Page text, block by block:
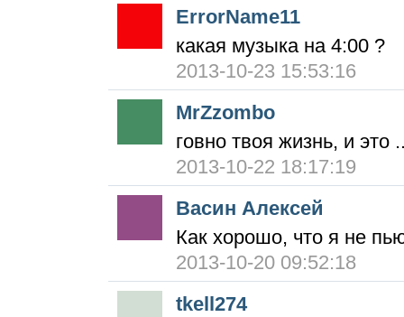
ErrorName11
какая музыка на 4:00 ?
2013-10-23 15:53:16
MrZzombo
говно твоя жизнь, и это
2013-10-22 18:17:19
Васин Алексей
Как хорошо, что я не
2013-10-20 09:52:18
tkell274